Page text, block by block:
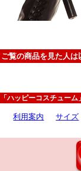
ご覧の商品を見た人
「ハッピーコスチュー
利用案内 サイズ